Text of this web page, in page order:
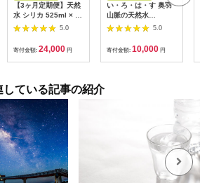
【3ヶ月定期便】天然
水 シリカ 525ml × 40
本 ＜シリカちゃん〜
玖珠の天然水〜＞ 水
水 500ml 500ml 天然
水 天然水 ラベルレス
天然シリカ 水 シリカ
ー 国産 保存可能 水
防災 備蓄 シリカ水 シ
リカ水 SDGs
5.0
寄付金額: 24,000 円
い・ろ・は・す 奥羽
山脈の天然水
540mlPET×24本セッ
5.0
寄付金額: 10,000 円
ている記事の紹介